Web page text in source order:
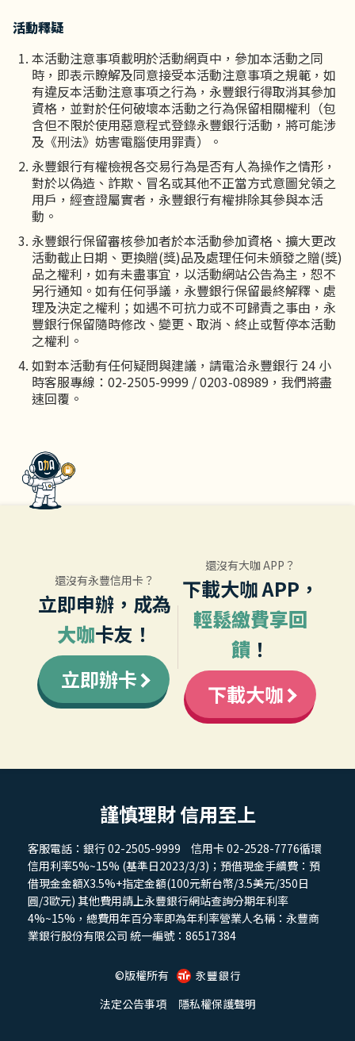
活動釋疑
本活動注意事項載明於活動網頁中，參加本活動之同
時，即表示瞭解及同意接受本活動注意事項之規範，如
有違反本活動注意事項之行為，永豐銀行得取消其參加
資格，並對於任何破壞本活動之行為保留相關權利（包
含但不限於使用惡意程式登錄永豐銀行活動，將可能涉
及《刑法》妨害電腦使用罪責）。
永豐銀行有權檢視各交易行為是否有人為操作之情形，
對於以偽造、詐欺、冒名或其他不正當方式意圖兌領之
用戶，經查證屬實者，永豐銀行有權排除其參與本活
動。
永豐銀行保留審核參加者於本活動參加資格、擴大更改
活動截止日期、更換贈(獎)品及處理任何未頒發之贈(獎)
品之權利，如有未盡事宜，以活動網站公告為主，恕不
另行通知。如有任何爭議，永豐銀行保留最終解釋、處
理及決定之權利；如遇不可抗力或不可歸責之事由，永
豐銀行保留隨時修改、變更、取消、終止或暫停本活動
之權利。
如對本活動有任何疑問與建議，請電洽永豐銀行 24 小
時客服專線：02-2505-9999 / 0203-08989，我們將盡
速回覆。
還沒有永豐信用卡？
立即申辦， 成為
大咖卡友！
立即辦卡
還沒有大咖 APP？
下載大咖 APP，
輕鬆繳費享回
饋 ！
下載大咖
謹慎理財 信用至上
客服電話：銀行 02-2505-9999 信用卡 02-2528-7776循環
信用利率5%~15% (基準日2023/3/3)；預借現金手續費：預
借現金金額X3.5%+指定金額(100元新台幣/3.5美元/350日
圓/3歐元) 其他費用請上永豐銀行網站查詢分期年利率
4%~15%，總費用年百分率即為年利率營業人名稱：永豐商
業銀行股份有限公司 統一編號：86517384
©版權所有
法定公告事項
隱私權保護聲明